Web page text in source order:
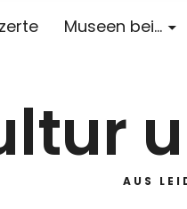
Museen bei…
AUS